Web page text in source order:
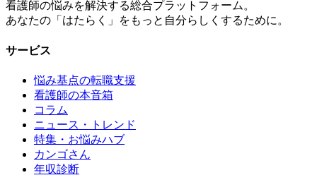
看護師の悩みを解決する総合プラットフォーム。
あなたの「はたらく」をもっと自分らしくするために。
サービス
悩み基点の転職支援
看護師の本音箱
コラム
ニュース・トレンド
特集・お悩みハブ
カンゴさん
年収診断